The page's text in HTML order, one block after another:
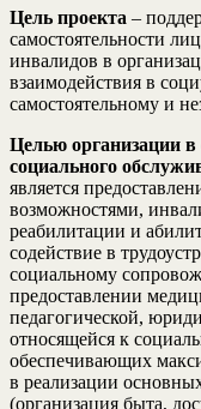
Цель проекта –
самостоятельности
инвалидов в
взаимодействия в
самостоятельному и
Целью организации
социального
является
возможностями,
реабилитации и
содействие в
социальному
предоставлении
педагогической,
относящейся к
обеспечивающих
в реализации
(организация быта,